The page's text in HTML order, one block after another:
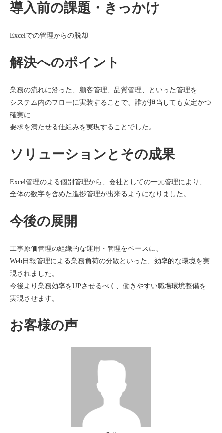
導入前の課題・きっかけ
Excelでの管理からの脱却
解決へのポイント
業務の流れに沿った、顧客管理、品質管理、といった管理を
システム内のフローに実装することで、誰が担当しても安定かつ
確実に
要求を満たせる仕組みを実現することでした。
ソリューションとその成果
Excel管理のよる個別管理から、会社としての一元管理により、
全体の数字を含めた進捗管理が出来るようになりました。
今後の展開
工事原価管理の組織的な運用・管理をベースに、
Web日報管理による業務負荷の分散といった、効率的な環境を実
現されました。
今後より業務効率をUPさせるべく、働きやすい職場環境整備を
実現させます。
お客様の声